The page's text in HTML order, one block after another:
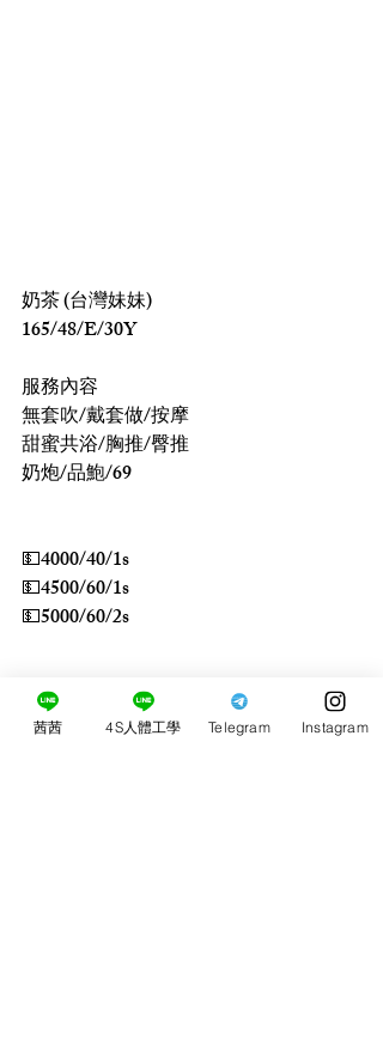
奶茶 (台灣妹妹)
165/48/E/30Y
服務內容
無套吹/戴套做/按摩
甜蜜共浴/胸推/臀推
奶炮/品鮑/69
💵4000/40/1s
💵4500/60/1s
💵5000/60/2s
買2送1 (180分鐘/3S)
買3送1
茜茜 4S人體工學 Telegram Instagram